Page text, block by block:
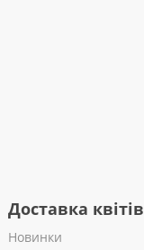
Доставка квітів
Новинки